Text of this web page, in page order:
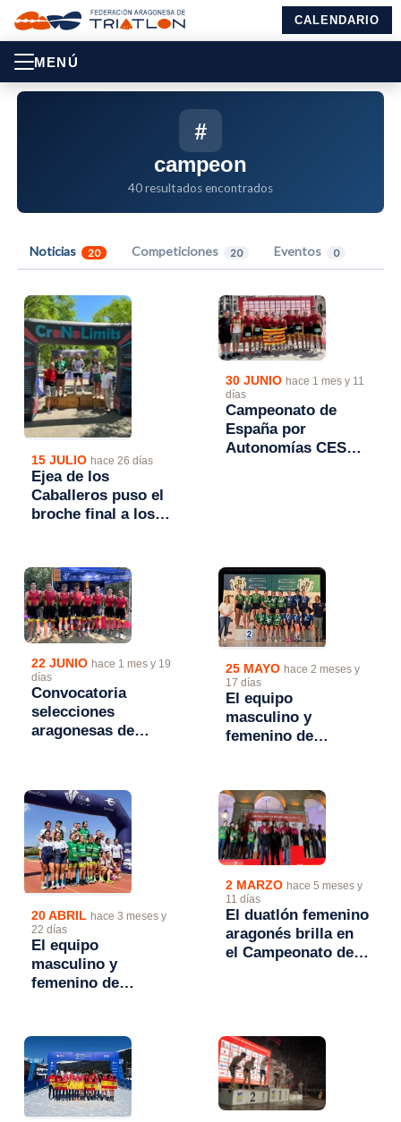
CALENDARIO
MENÚ
#
campeon
40 resultados encontrados
Noticias 20 Competiciones 20 Eventos 0
15 JULIO hace 26 días
Ejea de los
Caballeros puso el
broche final a los
2026
30 JUNIO hace 1 mes y 11
días
Campeonato de
España por
Autonomías CESA
22 JUNIO hace 1 mes y 19
días
Convocatoria
selecciones
aragonesas de
España de
Autonomías 2026
25 MAYO hace 2 meses y
17 días
El equipo
masculino y
femenino de
campeones de
Aragón de Triatlón
Sprint contrarreloj
por equipos
20 ABRIL hace 3 meses y
22 días
El equipo
masculino y
femenino de
campeones de
Aragón de Duatlón
contrarreloj por
equipos
2 MARZO hace 5 meses y
11 días
El duatlón femenino
aragonés brilla en
el Campeonato de